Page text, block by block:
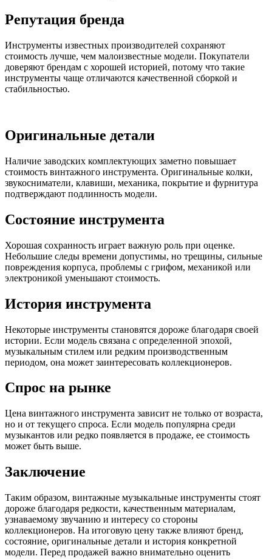
Репутация бренда
Инструменты известных производителей сохраняют
стоимость лучше, чем малоизвестные модели. Покупатели
доверяют брендам с хорошей историей, потому что такие
инструменты чаще отличаются качественной сборкой и
стабильностью.
Оригинальные детали
Наличие заводских комплектующих заметно повышает
стоимость винтажного инструмента. Оригинальные колки,
звукосниматели, клавиши, механика, покрытие и фурнитура
подтверждают подлинность модели.
Состояние инструмента
Хорошая сохранность играет важную роль при оценке.
Небольшие следы времени допустимы, но трещины, сильные
повреждения корпуса, проблемы с грифом, механикой или
электроникой уменьшают стоимость.
История инструмента
Некоторые инструменты становятся дороже благодаря своей
истории. Если модель связана с определенной эпохой,
музыкальным стилем или редким производственным
периодом, она может заинтересовать коллекционеров.
Спрос на рынке
Цена винтажного инструмента зависит не только от возраста,
но и от текущего спроса. Если модель популярна среди
музыкантов или редко появляется в продаже, ее стоимость
может быть выше.
Заключение
Таким образом, винтажные музыкальные инструменты стоят
дороже благодаря редкости, качественным материалам,
узнаваемому звучанию и интересу со стороны
коллекционеров. На итоговую цену также влияют бренд,
состояние, оригинальные детали и история конкретной
модели. Перед продажей важно внимательно оценить